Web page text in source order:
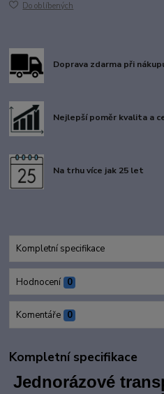
Do oblíbených
Doprava zdarma při
Nejlepší poměr kvalita a
Na trhu více jak 25 let
Kompletní specifikace
Hodnocení 0
Komentáře 0
Kompletní specifikace
Jednorázové